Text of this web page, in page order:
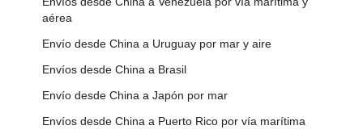
aérea
Envío desde China a Uruguay por mar y aire
Envíos desde China a Brasil
Envío desde China a Japón por mar
Envíos desde China a Puerto Rico por vía marítima